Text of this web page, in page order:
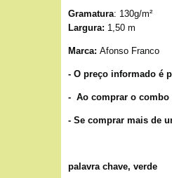
Gramatura: 130g/m²
Largura: 1,50 m
Marca: Afonso Franco
- O preço informado é
- Ao comprar o combo
- Se comprar mais de
palavra chave, verde